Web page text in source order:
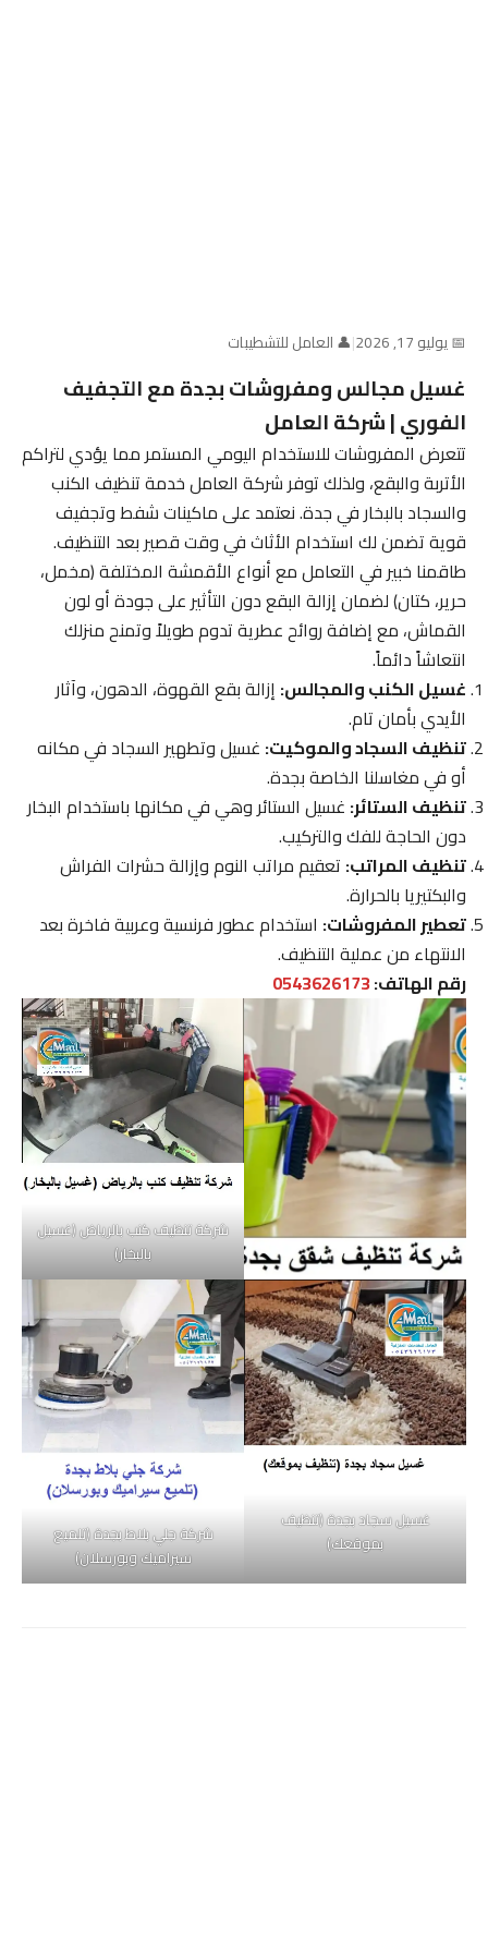
📅 يوليو 17, 2026 |👤 العامل للتشطيبات
غسيل مجالس ومفروشات بجدة مع التجفيف
الفوري | شركة العامل
تتعرض المفروشات للاستخدام اليومي المستمر مما يؤدي لتراكم
الأتربة والبقع، ولذلك توفر شركة العامل خدمة تنظيف الكنب
والسجاد بالبخار في جدة. نعتمد على ماكينات شفط وتجفيف
قوية تضمن لك استخدام الأثاث في وقت قصير بعد التنظيف.
طاقمنا خبير في التعامل مع أنواع الأقمشة المختلفة (مخمل،
حرير، كتان) لضمان إزالة البقع دون التأثير على جودة أو لون
القماش، مع إضافة روائح عطرية تدوم طويلاً وتمنح منزلك
انتعاشاً دائماً.
غسيل الكنب والمجالس:إزالة بقع القهوة، الدهون، وآثار
الأيدي بأمان تام.
تنظيف السجاد والموكيت:غسيل وتطهير السجاد في مكانه
أو في مغاسلنا الخاصة بجدة.
تنظيف الستائر:غسيل الستائر وهي في مكانها باستخدام البخار
دون الحاجة للفك والتركيب.
تنظيف المراتب:تعقيم مراتب النوم وإزالة حشرات الفراش
والبكتيريا بالحرارة.
تعطير المفروشات:استخدام عطور فرنسية وعربية فاخرة بعد
الانتهاء من عملية التنظيف.
رقم الهاتف:0543626173
شركة تنظيف كنب بالرياض (غسيل
بالبخار)
غسيل سجاد بجدة (تنظيف
بموقعك)
شركة جلي بلاط بجدة (تلميع
سيراميك وبورسلان)